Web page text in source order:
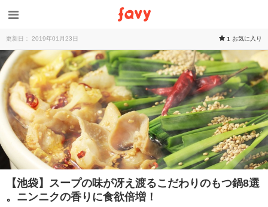
更新日： 2019年01月23日 1 お気に入り
【池袋】スープの味が冴え渡るこだわりのもつ鍋8選
。ニンニクの香りに食欲倍増！